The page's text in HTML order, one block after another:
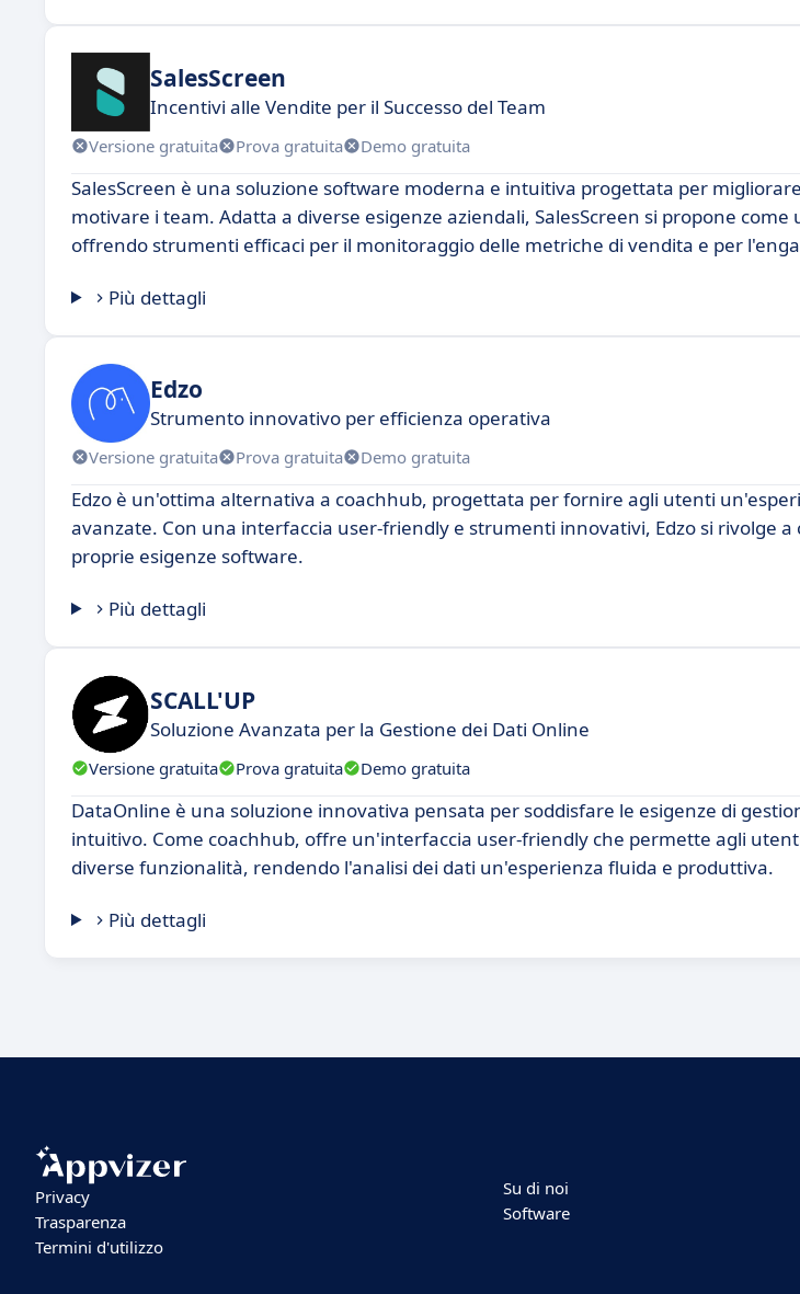
SalesScreen
Incentivi alle Vendite per il Successo del Team
Versione gratuita Prova gratuita Demo gratuita
SalesScreen è una soluzione software moderna e intuitiva progettata per
motivare i team. Adatta a diverse esigenze aziendali, SalesScreen si propone
offrendo strumenti efficaci per il monitoraggio delle metriche di vendita e per
Più dettagli
Edzo
Strumento innovativo per efficienza operativa
Versione gratuita Prova gratuita Demo gratuita
Edzo è un'ottima alternativa a coachhub, progettata per fornire agli utenti
avanzate. Con una interfaccia user-friendly e strumenti innovativi, Edzo si rivolge a
proprie esigenze software.
Più dettagli
SCALL'UP
Soluzione Avanzata per la Gestione dei Dati Online
Versione gratuita Prova gratuita Demo gratuita
DataOnline è una soluzione innovativa pensata per soddisfare le esigenze di
intuitivo. Come coachhub, offre un'interfaccia user-friendly che permette agli
diverse funzionalità, rendendo l'analisi dei dati un'esperienza fluida e produttiva.
Più dettagli
Privacy
Trasparenza
Termini d'utilizzo
Su di noi
Software